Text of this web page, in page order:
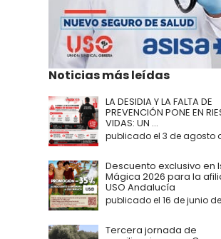
Noticias más leídas
LA DESIDIA Y LA FALTA DE
PREVENCIÓN PONE EN
VIDAS: UN ...
publicado el 3 de agosto
Descuento exclusivo en
Mágica 2026 para la
USO Andalucía
publicado el 16 de junio
Tercera jornada de